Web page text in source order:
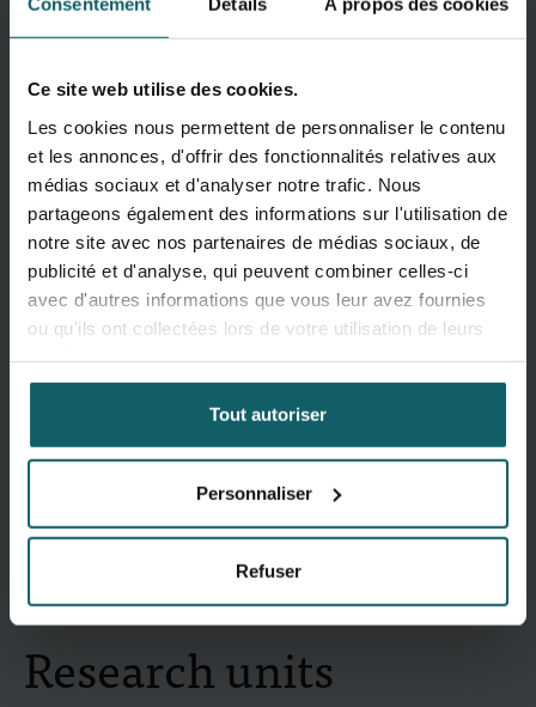
Ce site web utilise des cookies.
Les cookies nous permettent de personnaliser le contenu
et les annonces, d'offrir des fonctionnalités relatives aux
médias sociaux et d'analyser notre trafic. Nous
partageons également des informations sur l'utilisation de
notre site avec nos partenaires de médias sociaux, de
publicité et d'analyse, qui peuvent combiner celles-ci
avec d'autres informations que vous leur avez fournies
ou qu'ils ont collectées lors de votre utilisation de leurs
Tout autoriser
Personnaliser
Refuser
Maladie du sommeil
Research units